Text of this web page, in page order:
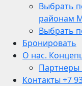
Выбрать
районам
Выбрать
Бронировать
О нас.
Партнеры
Контакты +7